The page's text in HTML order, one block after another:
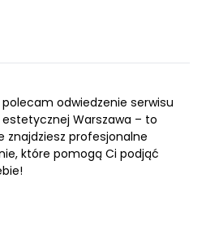
odwiedzenie serwisu
Warszawa – to
znajdziesz profesjonalne
które pomogą Ci podjąć